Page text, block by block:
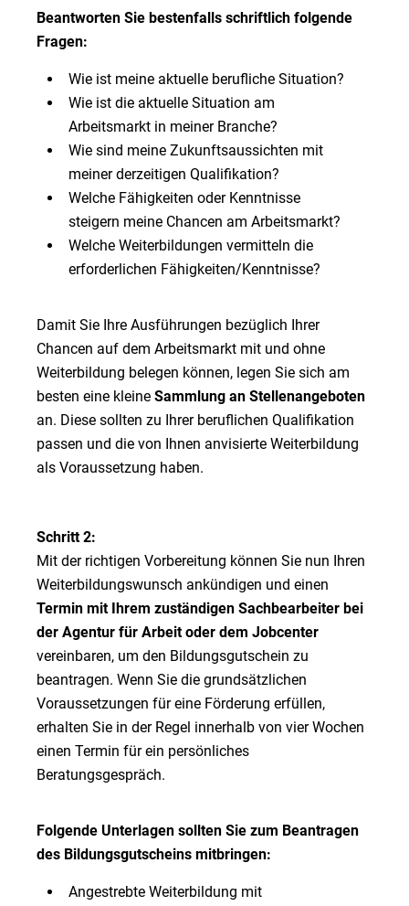
Beantworten Sie bestenfalls schriftlich folgende
Fragen:
Wie ist meine aktuelle berufliche Situation?
Wie ist die aktuelle Situation am
Arbeitsmarkt in meiner Branche?
Wie sind meine Zukunftsaussichten mit
meiner derzeitigen Qualifikation?
Welche Fähigkeiten oder Kenntnisse
steigern meine Chancen am Arbeitsmarkt?
Welche Weiterbildungen vermitteln die
erforderlichen Fähigkeiten/Kenntnisse?
Damit Sie Ihre Ausführungen bezüglich Ihrer
Chancen auf dem Arbeitsmarkt mit und ohne
Weiterbildung belegen können, legen Sie sich am
besten eine kleine Sammlung an Stellenangeboten
an. Diese sollten zu Ihrer beruflichen Qualifikation
passen und die von Ihnen anvisierte Weiterbildung
als Voraussetzung haben.
Schritt 2:
Mit der richtigen Vorbereitung können Sie nun Ihren
Weiterbildungswunsch ankündigen und einen
Termin mit Ihrem zuständigen Sachbearbeiter bei
der Agentur für Arbeit oder dem Jobcenter
vereinbaren, um den Bildungsgutschein zu
beantragen. Wenn Sie die grundsätzlichen
Voraussetzungen für eine Förderung erfüllen,
erhalten Sie in der Regel innerhalb von vier Wochen
einen Termin für ein persönliches
Beratungsgespräch.
Folgende Unterlagen sollten Sie zum Beantragen
des Bildungsgutscheins mitbringen:
Angestrebte Weiterbildung mit